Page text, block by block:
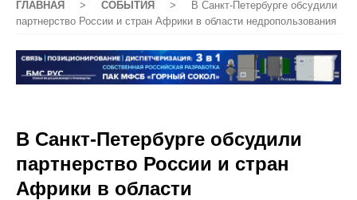
ГЛАВНАЯ > СОБЫТИЯ >
В Санкт-Петербурге обсудили
партнерство России и стран Африки в области недропользования
В Санкт-Петербурге обсудили
партнерство России и стран
Африки в области